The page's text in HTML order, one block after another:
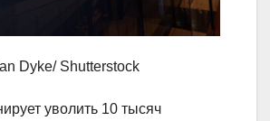
Dyke/ Shutterstock
уволить 10 тысяч